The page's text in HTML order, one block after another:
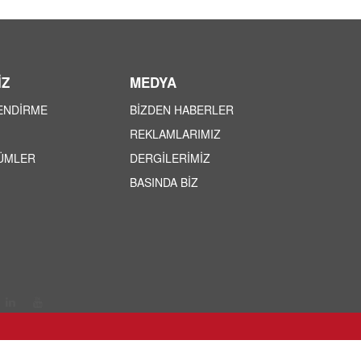
MEDYA
BİZDEN HABERLER
REKLAMLARIMIZ
DERGİLERİMİZ
BASINDA BİZ